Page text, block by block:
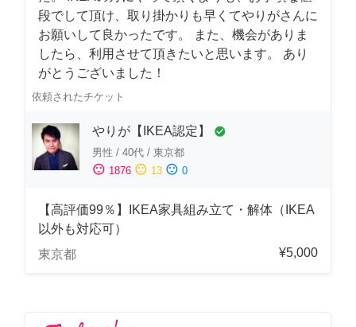
段でして頂け、取り掛かりも早くてやりがさんに
お願いして良かったです。 また、機会がありま
したら、利用させて頂きたいと思います。 あり
がとうございました！
依頼されたチケット
やりが【IKEA認定】 check_circle
男性 / 40代 / 東京都
sentiment_satisfied 1876 sentiment_neutral 13 sentiment_dissatisfied 0
【高評価99％】IKEA家具組み立て・解体（IKEA
以外も対応可）
東京都
¥5,000